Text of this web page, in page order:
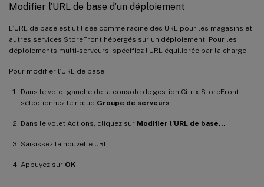
Modifier l’URL de base d’un déploiement
L’URL de base est utilisée comme racine des URL pour les magasins et
autres services StoreFront hébergés sur un déploiement. Pour les
déploiements multi-serveurs, spécifiez l’URL équilibrée par la charge.
Pour modifier l’URL de base :
Dans le volet gauche de la console de gestion Citrix StoreFront,
sélectionnez le nœud Groupe de serveurs
Dans le volet Actions, cliquez sur Modifier l’URL de base…
Saisissez la nouvelle URL.
Appuyez sur OK